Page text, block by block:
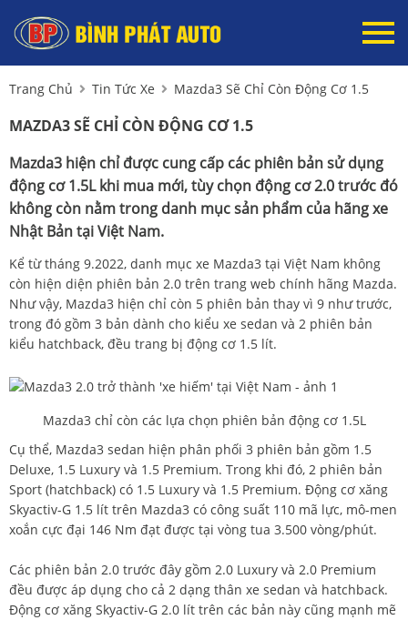
Trang Chủ Tin Tức Xe Mazda3 Sẽ Chỉ Còn Động Cơ 1.5
MAZDA3 SẼ CHỈ CÒN ĐỘNG CƠ 1.5
Mazda3 hiện chỉ được cung cấp các phiên bản sử dụng
động cơ 1.5L khi mua mới, tùy chọn động cơ 2.0 trước đó
không còn nằm trong danh mục sản phẩm của hãng xe
Nhật Bản tại Việt Nam.
Kể từ tháng 9.2022, danh mục xe Mazda3 tại Việt Nam không
còn hiện diện phiên bản 2.0 trên trang web chính hãng Mazda.
Như vậy, Mazda3 hiện chỉ còn 5 phiên bản thay vì 9 như trước,
trong đó gồm 3 bản dành cho kiểu xe sedan và 2 phiên bản
kiểu hatchback, đều trang bị động cơ 1.5 lít.
Mazda3 chỉ còn các lựa chọn phiên bản động cơ 1.5L
Cụ thể, Mazda3 sedan hiện phân phối 3 phiên bản gồm 1.5
Deluxe, 1.5 Luxury và 1.5 Premium. Trong khi đó, 2 phiên bản
Sport (hatchback) có 1.5 Luxury và 1.5 Premium. Động cơ xăng
Skyactiv-G 1.5 lít trên Mazda3 có công suất 110 mã lực, mô-men
xoắn cực đại 146 Nm đạt được tại vòng tua 3.500 vòng/phút.
Các phiên bản 2.0 trước đây gồm 2.0 Luxury và 2.0 Premium
đều được áp dụng cho cả 2 dạng thân xe sedan và hatchback.
Động cơ xăng Skyactiv-G 2.0 lít trên các bản này cũng mạnh mẽ